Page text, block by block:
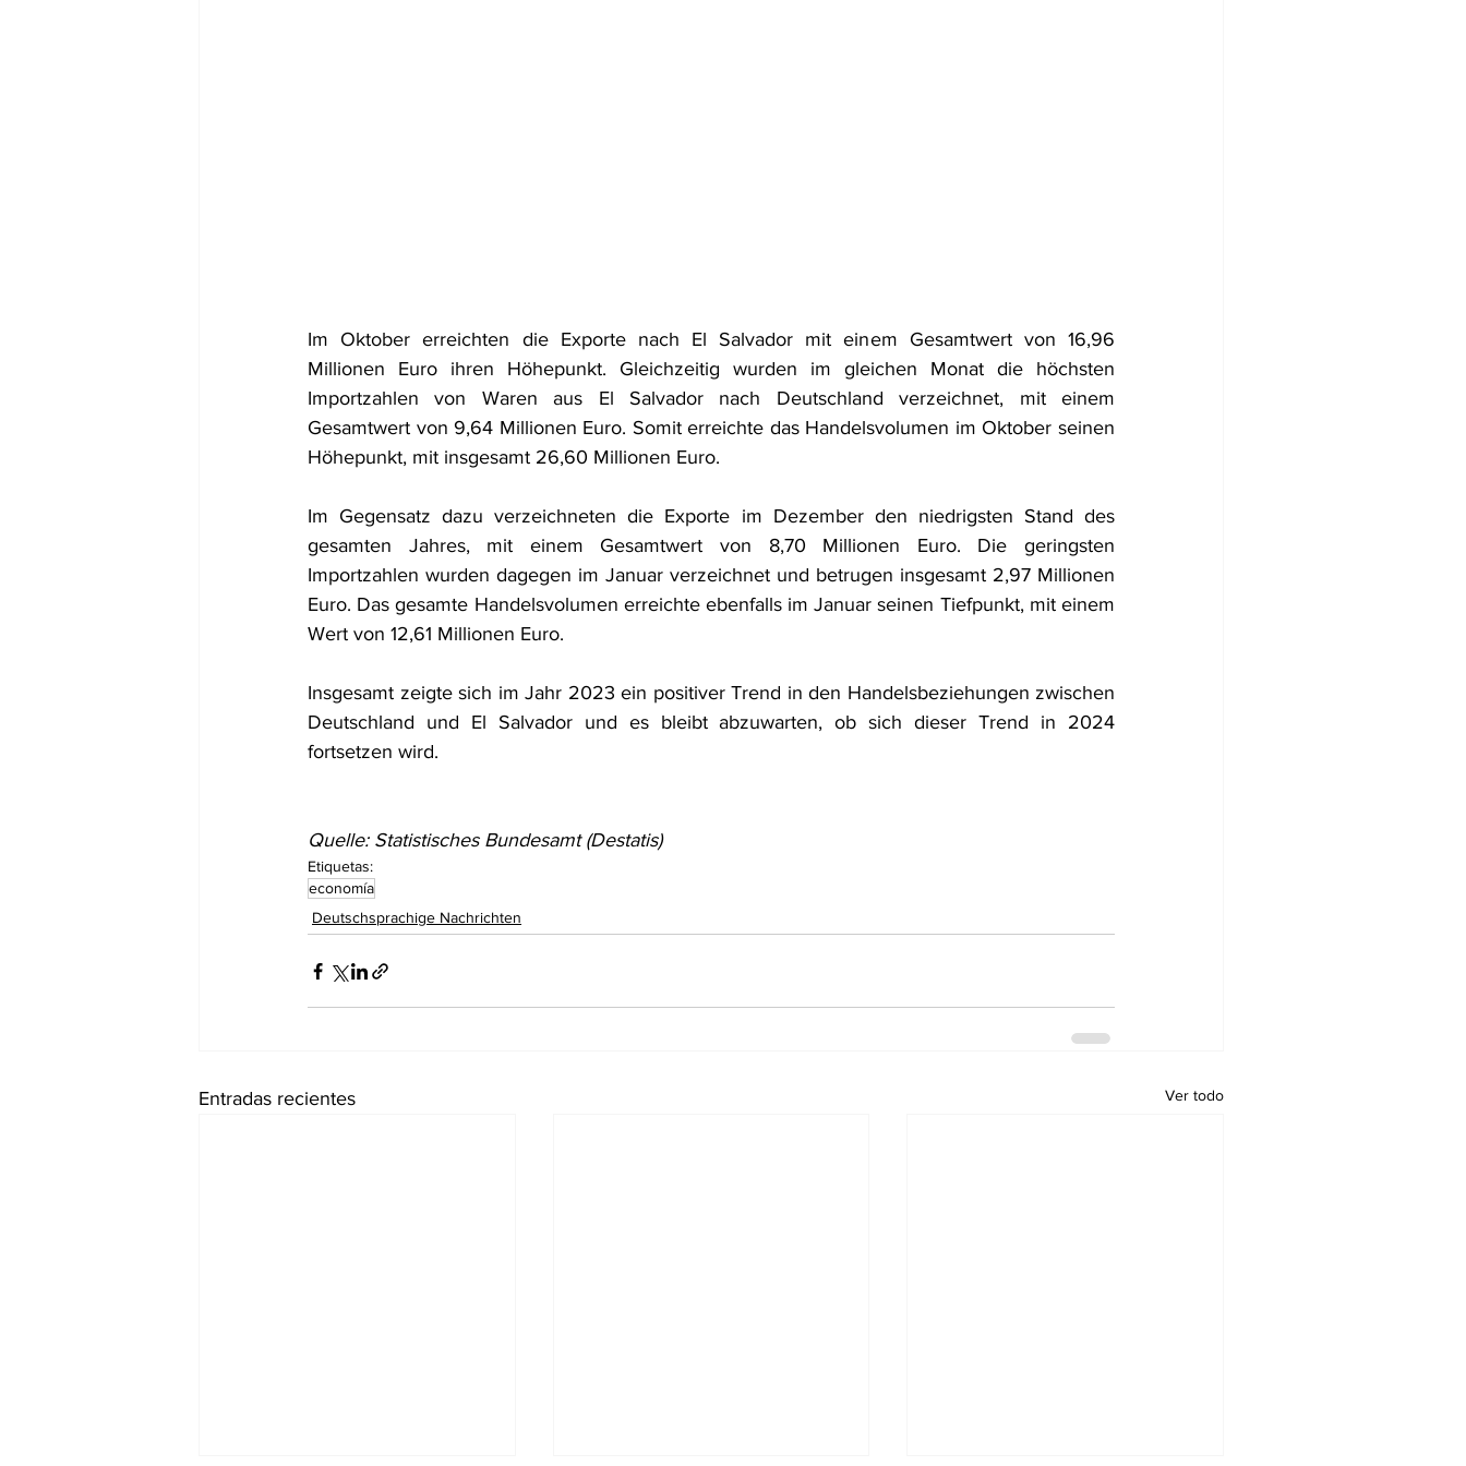
Im Oktober erreichten die Exporte nach El Salvador mit einem Gesamtwert von 16,96
Millionen Euro ihren Höhepunkt. Gleichzeitig wurden im gleichen Monat die höchsten
Importzahlen von Waren aus El Salvador nach Deutschland verzeichnet, mit einem
Gesamtwert von 9,64 Millionen Euro. Somit erreichte das Handelsvolumen im Oktober seinen
Höhepunkt, mit insgesamt 26,60 Millionen Euro.
Im Gegensatz dazu verzeichneten die Exporte im Dezember den niedrigsten Stand des
gesamten Jahres, mit einem Gesamtwert von 8,70 Millionen Euro. Die geringsten
Importzahlen wurden dagegen im Januar verzeichnet und betrugen insgesamt 2,97 Millionen
Euro. Das gesamte Handelsvolumen erreichte ebenfalls im Januar seinen Tiefpunkt, mit einem
Wert von 12,61 Millionen Euro.
Insgesamt zeigte sich im Jahr 2023 ein positiver Trend in den Handelsbeziehungen zwischen
Deutschland und El Salvador und es bleibt abzuwarten, ob sich dieser Trend in 2024
fortsetzen wird.
Quelle: Statistisches Bundesamt (Destatis)
Etiquetas:
economía
Deutschsprachige Nachrichten
Entradas recientes Ver todo